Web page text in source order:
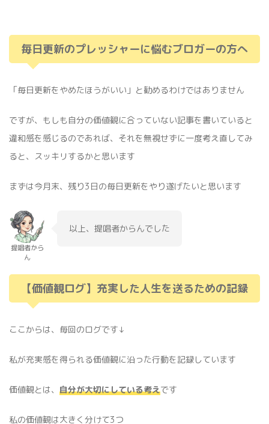
毎日更新のプレッシャーに悩むブロガーの方へ
「毎日更新をやめたほうがいい」と勧めるわけではありません
ですが、もしも自分の価値観に合っていない記事を書いていると
違和感を感じるのであれば、それを無視せずに一度考え直してみ
ると、スッキリするかと思います
まずは今月末、残り3日の毎日更新をやり遂げたいと思います
提唱者から
ん
以上、提唱者からんでした
【価値観ログ】充実した人生を送るための記録
ここからは、毎回のログです↓
私が充実感を得られる価値観に沿った行動を記録しています
価値観とは、 自分が大切にしている考えです
私の価値観は大きく分けて3つ